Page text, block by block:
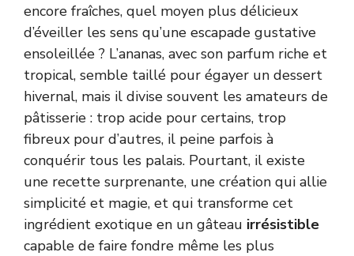
encore fraîches, quel moyen plus délicieux
d’éveiller les sens qu’une escapade gustative
ensoleillée ? L’ananas, avec son parfum riche et
tropical, semble taillé pour égayer un dessert
hivernal, mais il divise souvent les amateurs de
pâtisserie : trop acide pour certains, trop
fibreux pour d’autres, il peine parfois à
conquérir tous les palais. Pourtant, il existe
une recette surprenante, une création qui allie
simplicité et magie, et qui transforme cet
ingrédient exotique en un gâteau irrésistible
capable de faire fondre même les plus